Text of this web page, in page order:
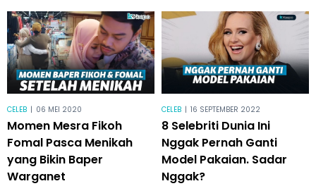
CELEB | 06 MEI 2020
Momen Mesra Fikoh
Fomal Pasca Menikah
yang Bikin Baper
Warganet
CELEB | 16 SEPTEMBER 2022
8 Selebriti Dunia Ini
Nggak Pernah Ganti
Model Pakaian. Sadar
Nggak?